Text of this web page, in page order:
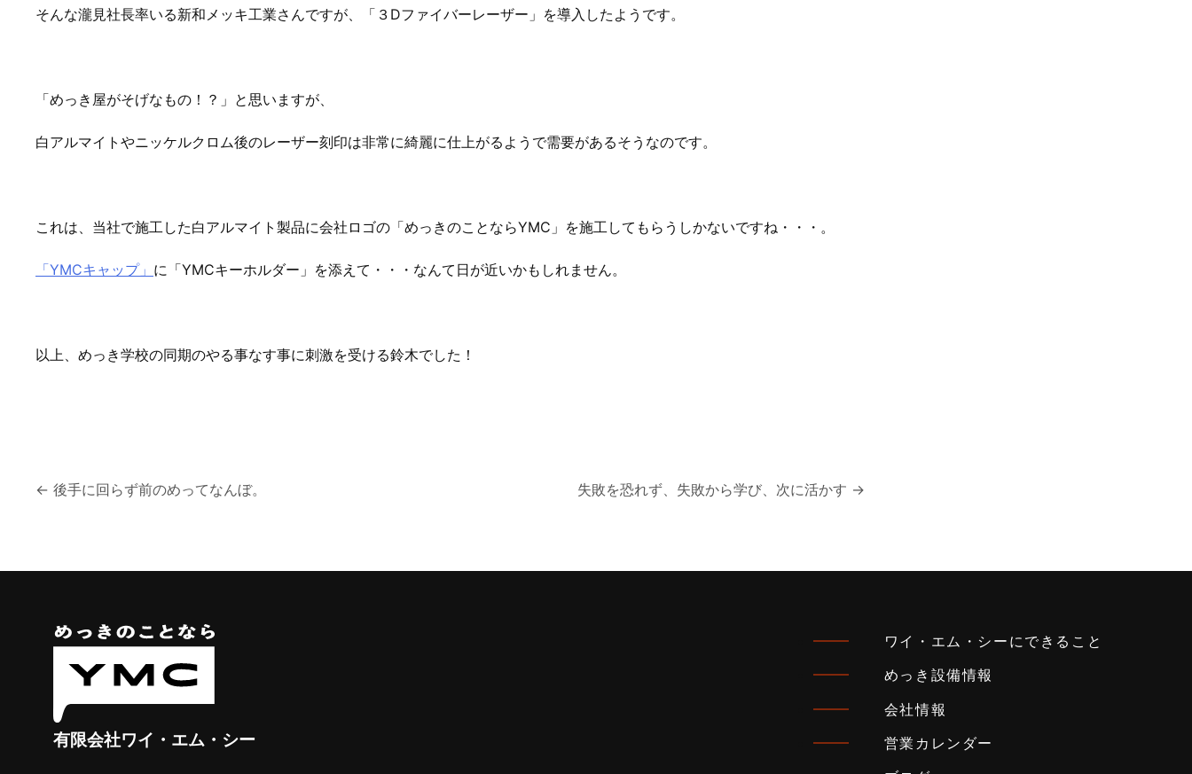
そんな瀧見社長率いる新和メッキ工業さんですが、「３Dファイバーレーザー」を導入したようです。
「めっき屋がそげなもの！？」と思いますが、
白アルマイトやニッケルクロム後のレーザー刻印は非常に綺麗に仕上がるようで需要があるそうなのです。
これは、当社で施工した白アルマイト製品に会社ロゴの「めっきのことならYMC」を施工してもらうしかないですね・・・。
「YMCキャップ」 に「YMCキーホルダー」を添えて・・・なんて日が近いかもしれません。
以上、めっき学校の同期のやる事なす事に刺激を受ける鈴木でした！
投
ゲ
ー
ョ
ン
← 後手に回らず前のめってなんぼ。 失敗を恐れず、失敗から学び、次に活かす →
有限会社ワイ・エム・シー
ワイ・エム・シーにできること
めっき設備情報
会社情報
営業カレンダー